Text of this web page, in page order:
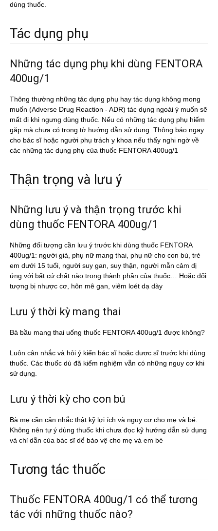
dùng thuốc.
Tác dụng phụ
Những tác dụng phụ khi dùng FENTORA
400ug/1
Thông thường những tác dụng phụ hay tác dụng không mong
muốn (Adverse Drug Reaction - ADR) tác dụng ngoài ý muốn sẽ
mất đi khi ngưng dùng thuốc. Nếu có những tác dụng phụ hiếm
gặp mà chưa có trong tờ hướng dẫn sử dụng. Thông báo ngay
cho bác sĩ hoặc người phụ trách y khoa nếu thấy nghi ngờ về
các những tác dụng phụ của thuốc FENTORA 400ug/1
Thận trọng và lưu ý
Những lưu ý và thận trọng trước khi
dùng thuốc FENTORA 400ug/1
Những đối tượng cần lưu ý trước khi dùng thuốc FENTORA
400ug/1: người già, phụ nữ mang thai, phụ nữ cho con bú, trẻ
em dưới 15 tuổi, người suy gan, suy thận, người mẫn cảm dị
ứng với bất cứ chất nào trong thành phần của thuốc… Hoặc đối
tượng bị nhược cơ, hôn mê gan, viêm loét dạ dày
Lưu ý thời kỳ mang thai
Bà bầu mang thai uống thuốc FENTORA 400ug/1 được không?
Luôn cân nhắc và hỏi ý kiến bác sĩ hoặc dược sĩ trước khi dùng
thuốc. Các thuốc dù đã kiểm nghiệm vẫn có những nguy cơ khi
sử dụng.
Lưu ý thời kỳ cho con bú
Bà mẹ cần cân nhắc thật kỹ lợi ích và nguy cơ cho mẹ và bé.
Không nên tự ý dùng thuốc khi chưa đọc kỹ hướng dẫn sử dụng
và chỉ dẫn của bác sĩ dể bảo vệ cho mẹ và em bé
Tương tác thuốc
Thuốc FENTORA 400ug/1 có thể tương
tác với những thuốc nào?